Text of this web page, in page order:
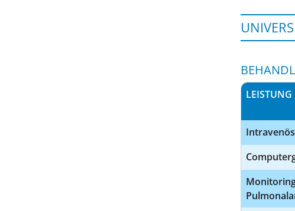
LEISTUNG